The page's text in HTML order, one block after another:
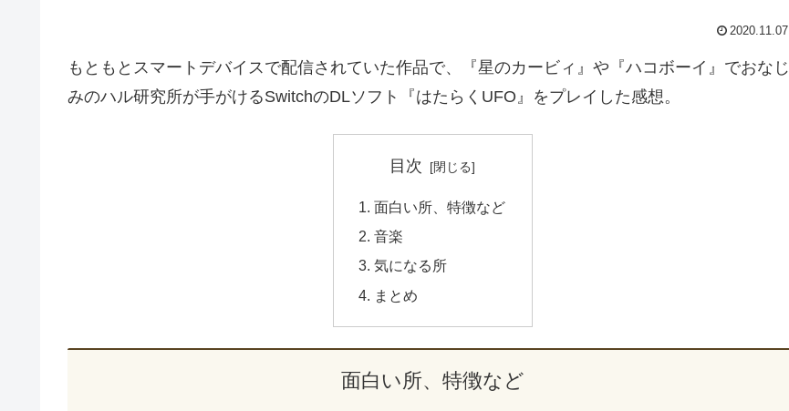
2020.11.07
もともとスマートデバイスで配信されていた作品で、『星のカービィ』や『ハコボーイ』でおなじ
みのハル研究所が手がけるSwitchのDLソフト『はたらくUFO』をプレイした感想。
目次
面白い所、特徴など
音楽
気になる所
まとめ
面白い所、特徴など